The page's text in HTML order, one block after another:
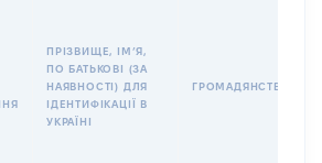
ПРІЗВИЩЕ, ІМʼЯ,
ПО БАТЬКОВІ (ЗА
НАЯВНОСТІ) ДЛЯ
ІДЕНТИФІКАЦІЇ В
УКРАЇНІ
ГРОМАДЯНСТВО